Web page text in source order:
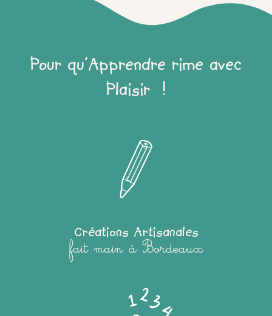
Pour qu'Apprendre rime avec
Plaisir !
Créations Artisanales
fait main à Bordeaux